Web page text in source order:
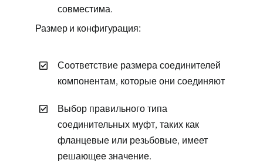
совместима.
Размер и конфигурация:
Соответствие размера соединителей
компонентам, которые они соединяют
Выбор правильного типа
соединительных муфт, таких как
фланцевые или резьбовые, имеет
решающее значение.